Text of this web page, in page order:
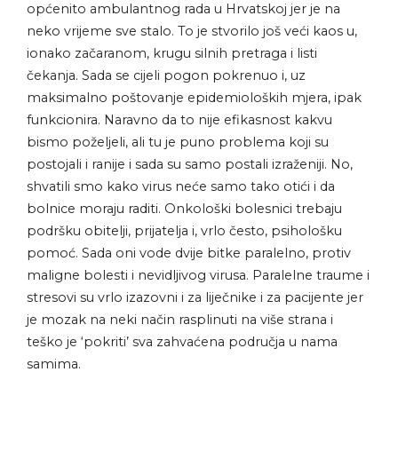
općenito ambulantnog rada u Hrvatskoj jer je na
neko vrijeme sve stalo. To je stvorilo još veći kaos u,
ionako začaranom, krugu silnih pretraga i listi
čekanja. Sada se cijeli pogon pokrenuo i, uz
maksimalno poštovanje epidemioloških mjera, ipak
funkcionira. Naravno da to nije efikasnost kakvu
bismo poželjeli, ali tu je puno problema koji su
postojali i ranije i sada su samo postali izraženiji. No,
shvatili smo kako virus neće samo tako otići i da
bolnice moraju raditi. Onkološki bolesnici trebaju
podršku obitelji, prijatelja i, vrlo često, psihološku
pomoć. Sada oni vode dvije bitke paralelno, protiv
maligne bolesti i nevidljivog virusa. Paralelne traume i
stresovi su vrlo izazovni i za liječnike i za pacijente jer
je mozak na neki način rasplinuti na više strana i
teško je ‘pokriti’ sva zahvaćena područja u nama
samima.